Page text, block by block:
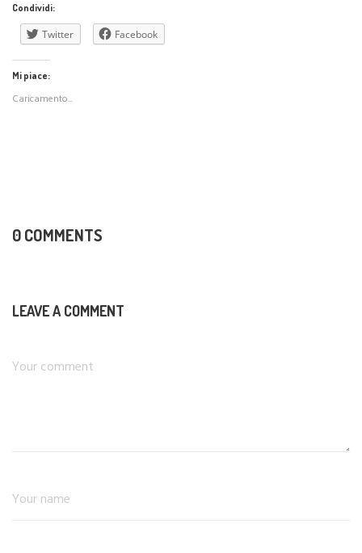
Condividi:
Twitter Facebook
Mi piace:
Caricamento...
0 COMMENTS
LEAVE A COMMENT